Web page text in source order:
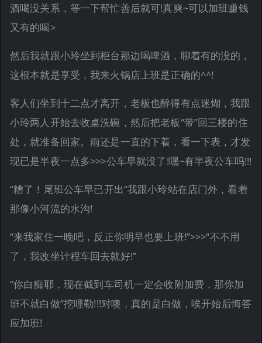
酒喝没关系，等一下帮忙善后就可!真爽~可以加班赚钱
又有的喝>
然后我就跟小玲坐到柜台那边喝啤酒，聊着有的没的，
这根本就是享受，我来火锅店上班是正确的^^!
客人们坐到十二点才离开，老板也醉得有点迷煳，我跟
小玲两人开始去收桌洗碗，然后把老板“带”回三楼的住
处，就准备回家。雨还是一直的下着，看一下表，才发
现已是半夜一点多>>>公车早就没了!嘿~有半夜公车吗!!!
“糟了！尾班公车早已开出”我跟小玲站在店门外，看着
那像小河流的水沟!
“来我家住一晚吧，反正你明早也要上班!”>>>“不不用
了，我改坐计程车回去就好!”
“你白痴耶，现在截到车司机一定会收附加费，那你加
班不就白做”挖哩勒!!!对噢，真的是白做，唉开始后悔答
应加班!